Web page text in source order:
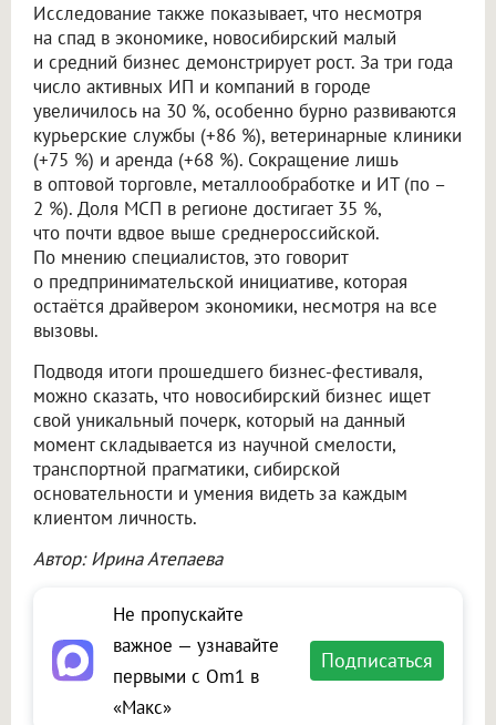
Исследование также показывает, что несмотря
на спад в экономике, новосибирский малый
и средний бизнес демонстрирует рост. За три года
число активных ИП и компаний в городе
увеличилось на 30 %, особенно бурно развиваются
курьерские службы (+86 %), ветеринарные клиники
(+75 %) и аренда (+68 %). Сокращение лишь
в оптовой торговле, металлообработке и ИТ (по –
2 %). Доля МСП в регионе достигает 35 %,
что почти вдвое выше среднероссийской.
По мнению специалистов, это говорит
о предпринимательской инициативе, которая
остаётся драйвером экономики, несмотря на все
вызовы.
Подводя итоги прошедшего бизнес-фестиваля,
можно сказать, что новосибирский бизнес ищет
свой уникальный почерк, который на данный
момент складывается из научной смелости,
транспортной прагматики, сибирской
основательности и умения видеть за каждым
клиентом личность.
Автор: Ирина Атепаева
Не пропускайте
важное — узнавайте
первыми с Om1 в
«Макс»
Подписаться